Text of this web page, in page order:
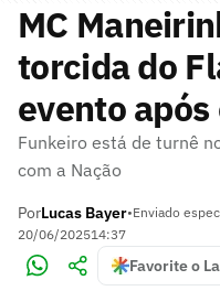
MC
torcida do
evento após
Funkeiro está de turnê
com a Nação
PorLucas Bayer•Enviado
20/06/202514:37
Favorite o